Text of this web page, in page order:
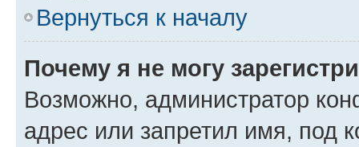
Вернуться к началу
Почему я не могу
Возможно, администратор
адрес или запретил имя, под